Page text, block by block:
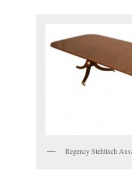
Regency Stehtisch